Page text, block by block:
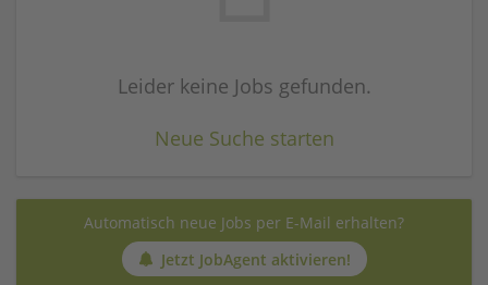
Leider keine Jobs gefunden.
Neue Suche starten
Automatisch neue Jobs per E-Mail erhalten?
Jetzt JobAgent aktivieren!